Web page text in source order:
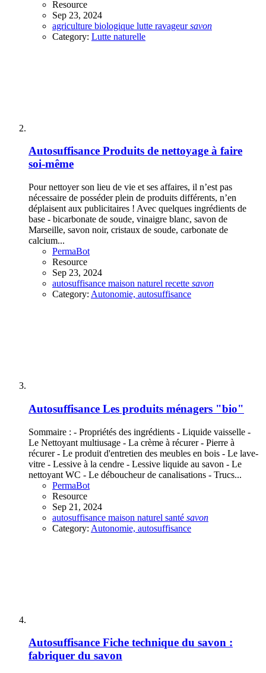
Resource
Sep 23, 2024
agriculture biologique lutte ravageursavon
Category: Lutte naturelle
Autosuffisance Produits de nettoyage à faire
soi-même
Pour nettoyer son lieu de vie et ses affaires, il n’est pas
nécessaire de posséder plein de produits différents, n’en
déplaisent aux publicitaires ! Avec quelques ingrédients de
base - bicarbonate de soude, vinaigre blanc, savon de
Marseille, savon noir, cristaux de soude, carbonate de
calcium...
PermaBot
Resource
Sep 23, 2024
autosuffisance maison naturel recette savon
Category: Autonomie, autosuffisance
Autosuffisance Les produits ménagers "bio"
Sommaire : - Propriétés des ingrédients - Liquide vaisselle -
Le Nettoyant multiusage - La crème à récurer - Pierre à
récurer - Le produit d'entretien des meubles en bois - Le lave-
vitre - Lessive à la cendre - Lessive liquide au savon - Le
nettoyant WC - Le déboucheur de canalisations - Trucs...
PermaBot
Resource
Sep 21, 2024
autosuffisance maison naturel santé savon
Category: Autonomie, autosuffisance
Autosuffisance Fiche technique du savon :
fabriquer du savon